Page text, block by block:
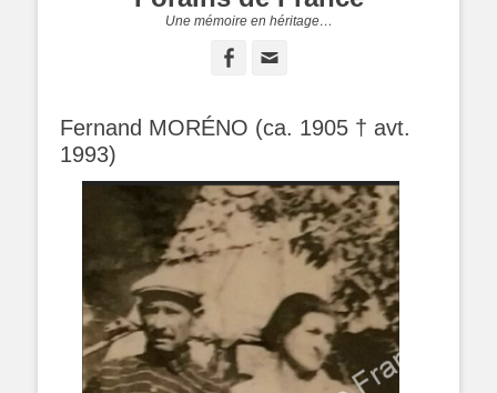
Une mémoire en héritage…
Facebook
Fernand MORÉNO (ca. 1905 † avt.
1993)